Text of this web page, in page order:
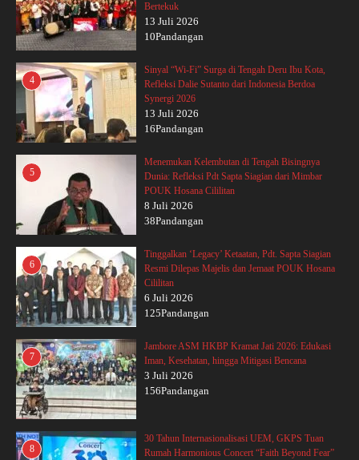
Bertekuk
13 Juli 2026
10Pandangan
4
Sinyal “Wi-Fi” Surga di Tengah Deru Ibu Kota,
Refleksi Dalie Sutanto dari Indonesia Berdoa
Synergi 2026
13 Juli 2026
16Pandangan
5
Menemukan Kelembutan di Tengah Bisingnya
Dunia: Refleksi Pdt Sapta Siagian dari Mimbar
POUK Hosana Cililitan
8 Juli 2026
38Pandangan
6
Tinggalkan ‘Legacy’ Ketaatan, Pdt. Sapta Siagian
Resmi Dilepas Majelis dan Jemaat POUK Hosana
Cililitan
6 Juli 2026
125Pandangan
7
Jambore ASM HKBP Kramat Jati 2026: Edukasi
Iman, Kesehatan, hingga Mitigasi Bencana
3 Juli 2026
156Pandangan
8
30 Tahun Internasionalisasi UEM, GKPS Tuan
Rumah Harmonious Concert “Faith Beyond Fear”